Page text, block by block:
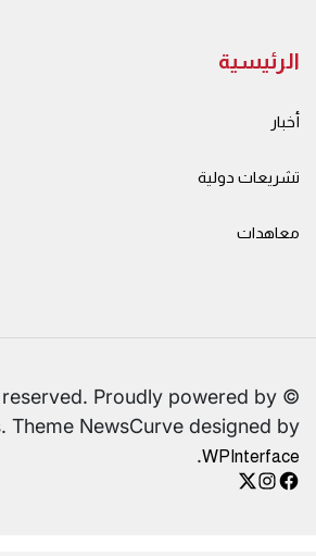
الرئيسية
أخبار
تشريعات دولية
معاهدات
reserved. Proudly powered by
Theme NewsCurve designed by
WPInterface
.
facebook
instagram
X